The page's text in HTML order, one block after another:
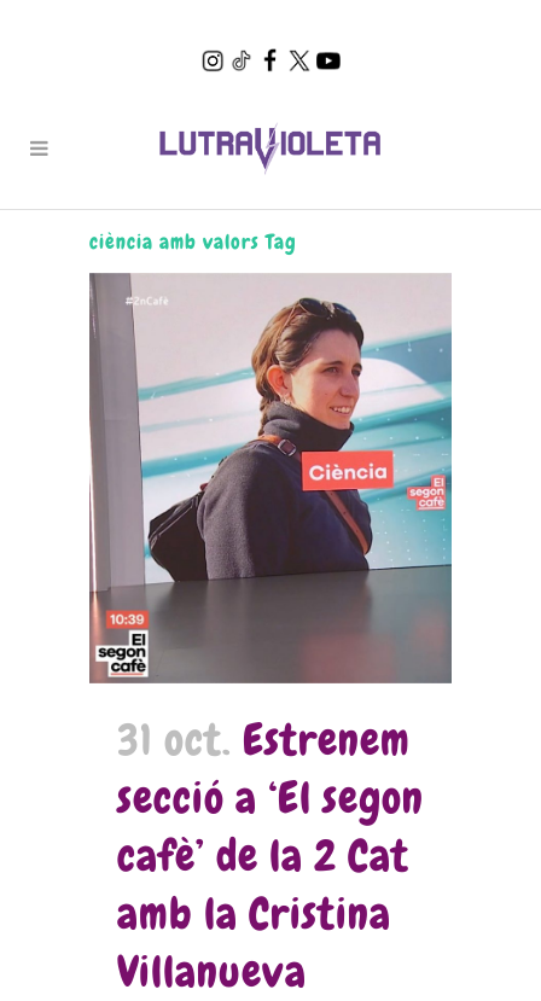
ciència amb valors Tag
31 oct. Estrenem
secció a ‘El segon
cafè’ de la 2 Cat
amb la Cristina
Villanueva